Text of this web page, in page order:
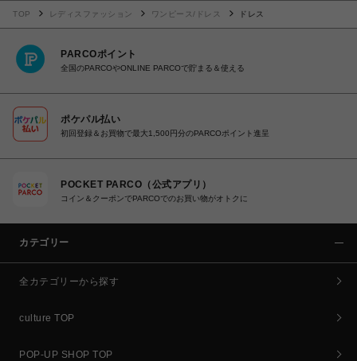
TOP レディスファッション ワンピース/ドレス ドレス
PARCOポイント
全国のPARCOやONLINE PARCOで貯まる＆使える
ポケパル払い
初回登録＆お買物で最大1,500円分のPARCOポイント進呈
POCKET PARCO（公式アプリ）
コイン＆クーポンでPARCOでのお買い物がオトクに
カテゴリー
全カテゴリーから探す
culture TOP
POP-UP SHOP TOP